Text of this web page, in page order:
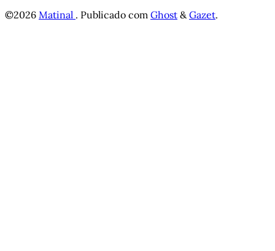
©2026 Matinal . Publicado com Ghost &Gazet.